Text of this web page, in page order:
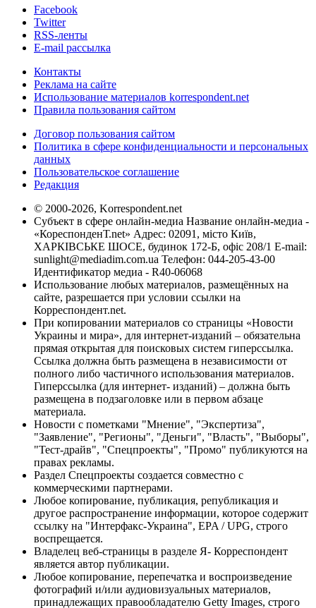
Facebook
Twitter
RSS-ленты
E-mail рассылка
Контакты
Реклама на сайте
Использование материалов korrespondent.net
Правила пользования сайтом
Договор пользования сайтом
Политика в сфере конфиденциальности и персональных
данных
Пользовательское соглашение
Редакция
© 2000-2026, Korrespondent.net
Субъект в сфере онлайн-медиа Название онлайн-медиа -
«КореспонденТ.net» Адрес: 02091, місто Київ,
ХАРКІВСЬКЕ ШОСЕ, будинок 172-Б, офіс 208/1 E-mail:
sunlight@mediadim.com.ua Телефон: 044-205-43-00
Идентификатор медиа - R40-06068
Использование любых материалов, размещённых на
сайте, разрешается при условии ссылки на
Корреспондент.net.
При копировании материалов со страницы «Новости
Украины и мира», для интернет-изданий – обязательна
прямая открытая для поисковых систем гиперссылка.
Ссылка должна быть размещена в независимости от
полного либо частичного использования материалов.
Гиперссылка (для интернет- изданий) – должна быть
размещена в подзаголовке или в первом абзаце
материала.
Новости с пометками "Мнение", "Экспертиза",
"Заявление", "Регионы", "Деньги", "Власть", "Выборы",
"Тест-драйв", "Спецпроекты", "Промо" публикуются на
правах рекламы.
Раздел Спецпроекты создается совместно с
коммерческими партнерами.
Любое копирование, публикация, републикация и
другое распространение информации, которое содержит
ссылку на "Интерфакс-Украина", EPA / UPG, строго
воспрещается.
Владелец веб-страницы в разделе Я- Корреспондент
является автор публикации.
Любое копирование, перепечатка и воспроизведение
фотографий и/или аудиовизуальных материалов,
принадлежащих правообладателю Getty Images, строго